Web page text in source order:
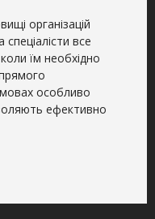
організацій
все
їм необхідно
особливо
ефективно